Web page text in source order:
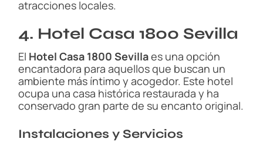
atracciones locales.
4. Hotel Casa 1800 Sevilla
El Hotel Casa 1800 Sevillaes una opción
encantadora para aquellos que buscan un
ambiente más íntimo y acogedor. Este hotel
ocupa una casa histórica restaurada y ha
conservado gran parte de su encanto original.
Instalaciones y Servicios